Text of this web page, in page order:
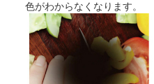
色がわからなくなります。